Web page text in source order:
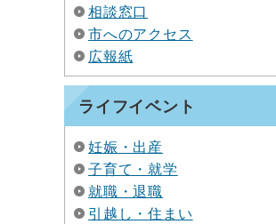
相談窓口
市へのアクセス
広報紙
ライフイベント
妊娠・出産
子育て・就学
就職・退職
引越し・住まい